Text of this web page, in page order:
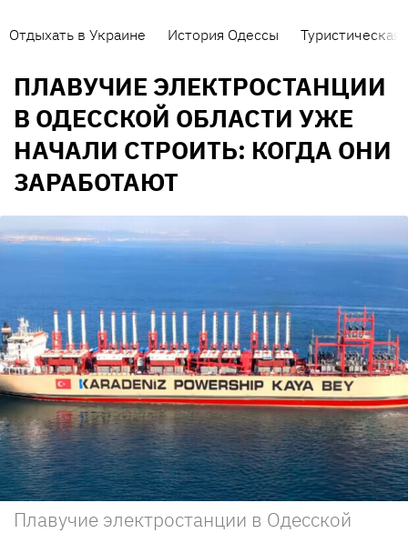
Отдыхать в Украине История Одессы Туристическая
ПЛАВУЧИЕ ЭЛЕКТРОСТАНЦИИ
В ОДЕССКОЙ ОБЛАСТИ УЖЕ
НАЧАЛИ СТРОИТЬ: КОГДА ОНИ
ЗАРАБОТАЮТ
Плавучие электростанции в Одесской